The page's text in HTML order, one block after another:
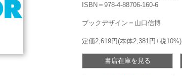
ISBN＝978-4-88706-160-6
ブックデザイン＝山口信博
定価2,619円(本体2,381円+税10%)
書店在庫を見る